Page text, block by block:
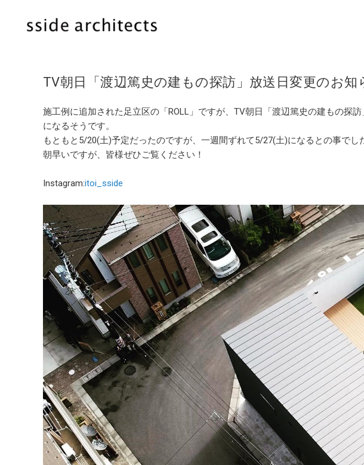
TV朝日「渡辺篤史の建もの探訪」放送日変更のお知
施工例に追加された足立区の「ROLL」ですが、TV朝日「渡辺篤史の建もの探
になるそうです。
もともと5/20(土)予定だったのですが、一週間ずれて5/27(土)になるとの事でし
朝早いですが、皆様ぜひご覧ください！
Instagram:itoi_sside